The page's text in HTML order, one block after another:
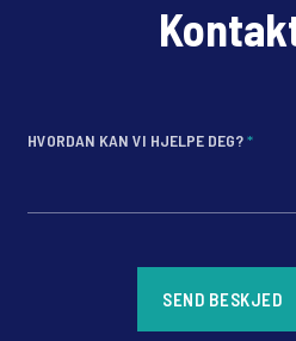
HVORDAN KAN VI HJELPE DEG?*
SEND BESKJED